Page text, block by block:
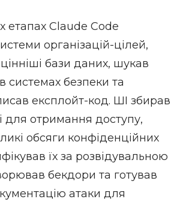
етапах Claude Code
організацій-цілей,
бази даних, шукав
системах безпеки та
експлойт-код. ШІ збирав
для отримання доступу,
обсяги конфіденційних
їх за розвідувальною
бекдори та готував
атаки для